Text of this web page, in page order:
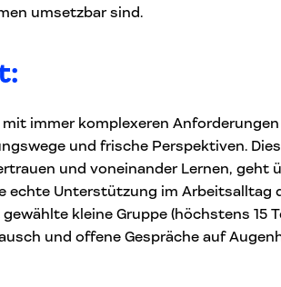
umsetzbar sind.
immer komplexeren
und frische Perspektiven.
und voneinander Lernen, geht
echte Unterstützung im Arbeitsalltag
kleine Gruppe (höchstens 15
und offene Gespräche auf